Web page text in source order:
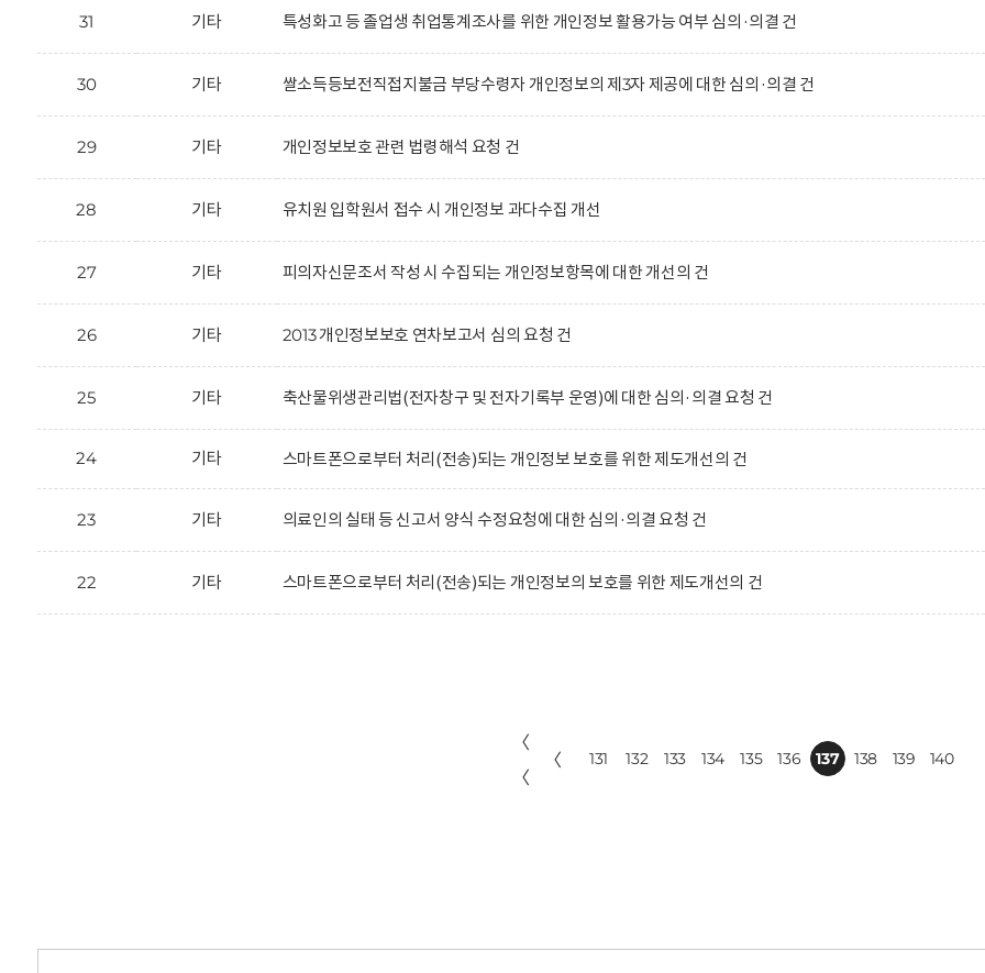
31 기타 특성화고 등 졸업생 취업통계조사를 위한 개인정보 활용가능 여부 심의·의결 건
30 기타 쌀소득등보전직접지불금 부당수령자 개인정보의 제3자 제공에 대한 심의·의결 건
29 기타 개인정보보호 관련 법령해석 요청 건
28 기타 유치원 입학원서 접수 시 개인정보 과다수집 개선
27 기타 피의자신문조서 작성 시 수집되는 개인정보항목에 대한 개선의 건
26 기타 2013 개인정보보호 연차보고서 심의 요청 건
25 기타 축산물위생관리법(전자창구 및 전자기록부 운영)에 대한 심의·의결 요청 건
24 기타 스마트폰으로부터 처리(전송)되는 개인정보 보호를 위한 제도개선의 건
23 기타 의료인의 실태 등 신고서 양식 수정요청에 대한 심의·의결 요청 건
22 기타 스마트폰으로부터 처리(전송)되는 개인정보의 보호를 위한 제도개선의 건
〈
〈
〈 131 132 133 134 135 136 137 138 139 140